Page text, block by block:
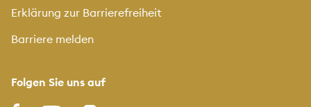
Erklärung zur Barrierefreiheit
Barriere melden
Folgen Sie uns auf